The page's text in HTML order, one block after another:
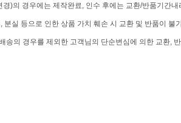
)의 경우에는 제작완료, 인수 후에는 교환/반품기간
실 등으로 인한 상품 가치 훼손 시 교환 및 반품이 불
송의 경우를 제외한 고객님의 단순변심에 의한 교환,